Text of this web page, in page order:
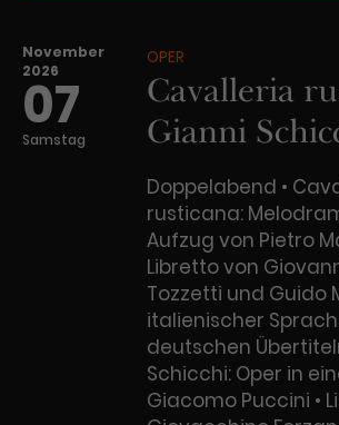
November
2026
07
Samstag
OPER
Cavalleria
Gianni
Doppelabend •
rusticana:
Aufzug von Pietro
Libretto von
Tozzetti und Guido
italienischer
deutschen
Schicchi: Oper in
Giacomo Puccini •